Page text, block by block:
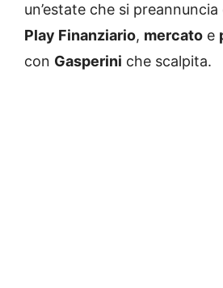
un’estate che si
Play Finanziario, mercato e
con Gasperini che scalpita.